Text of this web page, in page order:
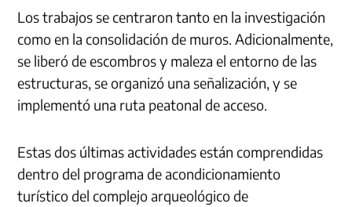
Los trabajos se centraron tanto en la investigación
como en la consolidación de muros. Adicionalmente,
se liberó de escombros y maleza el entorno de las
estructuras, se organizó una señalización, y se
implementó una ruta peatonal de acceso.
Estas dos últimas actividades están comprendidas
dentro del programa de acondicionamiento
turístico del complejo arqueológico de